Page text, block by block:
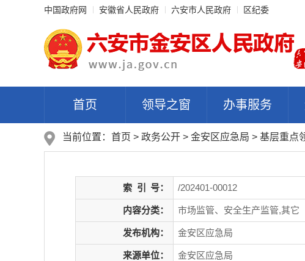
中国政府网 安徽省人民政府 六安市人民政府 区纪委
首页 领导之窗 办事服务
当前位置： 首页 > 政务公开 > 金安区应急局 > 基层重点
索 引 号： /202401-00012
内容分类： 市场监管、安全生产监管,其它
发布机构： 金安区应急局
来源单位： 金安区应急局